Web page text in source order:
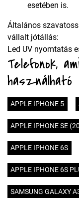
esetében is.
Általános
vállalt jótállás:
Led UV nyomtatás
Telefonok,
használható
APPLE IPHONE 5
APPLE IPHONE SE
APPLE IPHONE 6S
APPLE IPHONE 6S
SAMSUNG GALAXY